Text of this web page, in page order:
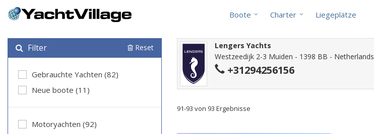
Boote Charter Liegeplätze
Filter Reset
Gebrauchte Yachten (82)
Neue boote (11)
Motoryachten (92)
Lengers Yachts
Westzeedijk 2-3 Muiden - 1398 BB - Netherlands
+31294256156
91-93 von 93 Ergebnisse